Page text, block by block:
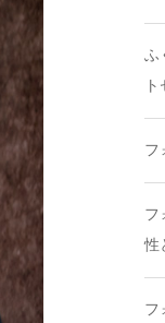
ふ
フ
フ
性
フ